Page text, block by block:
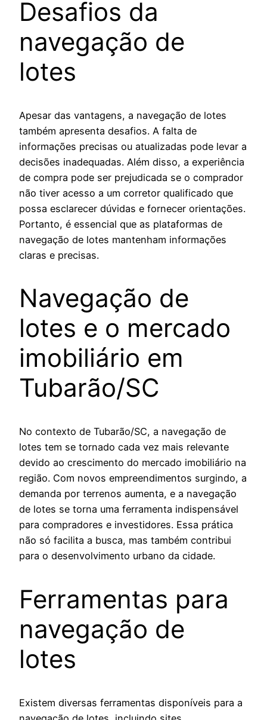
Desafios da
navegação de
lotes
Apesar das vantagens, a navegação de lotes
também apresenta desafios. A falta de
informações precisas ou atualizadas pode levar a
decisões inadequadas. Além disso, a experiência
de compra pode ser prejudicada se o comprador
não tiver acesso a um corretor qualificado que
possa esclarecer dúvidas e fornecer orientações.
Portanto, é essencial que as plataformas de
navegação de lotes mantenham informações
claras e precisas.
Navegação de
lotes e o mercado
imobiliário em
Tubarão/SC
No contexto de Tubarão/SC, a navegação de
lotes tem se tornado cada vez mais relevante
devido ao crescimento do mercado imobiliário na
região. Com novos empreendimentos surgindo, a
demanda por terrenos aumenta, e a navegação
de lotes se torna uma ferramenta indispensável
para compradores e investidores. Essa prática
não só facilita a busca, mas também contribui
para o desenvolvimento urbano da cidade.
Ferramentas para
navegação de
lotes
Existem diversas ferramentas disponíveis para a